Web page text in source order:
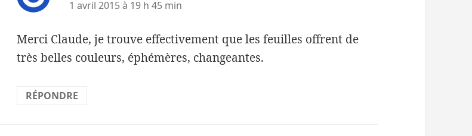
1 avril 2015 à 19 h 45 min
Merci Claude, je trouve effectivement que les feuilles offrent de
très belles couleurs, éphémères, changeantes.
RÉPONDRE